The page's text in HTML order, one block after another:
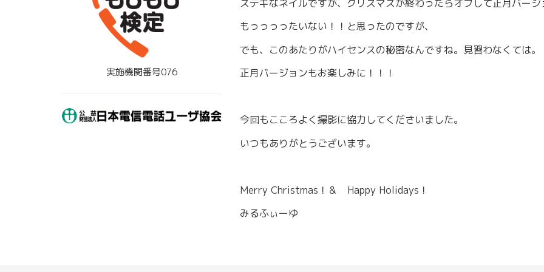
ステキなネイルですが、クリスマスが終わったらオフして正月バージ
もっっっったいない！！と思ったのですが、
でも、このあたりがハイセンスの秘密なんですね。見習わなくては。
正月バージョンもお楽しみに！！！
今回もこころよく撮影に協力してくださいました。
いつもありがとうございます。
Merry Christmas！＆ Happy Holidays！
みるふぃーゆ
実施機関番号076